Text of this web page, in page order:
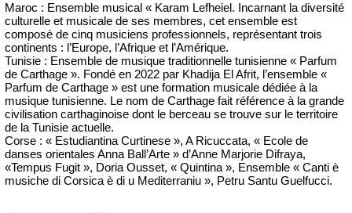
Maroc : Ensemble musical « Karam Lefheiel. Incarnant la diversité
culturelle et musicale de ses membres, cet ensemble est
composé de cinq musiciens professionnels, représentant trois
continents : l’Europe, l’Afrique et l’Amérique.
Tunisie : Ensemble de musique traditionnelle tunisienne « Parfum
de Carthage ». Fondé en 2022 par Khadija El Afrit, l’ensemble «
Parfum de Carthage » est une formation musicale dédiée à la
musique tunisienne. Le nom de Carthage fait référence à la grande
civilisation carthaginoise dont le berceau se trouve sur le territoire
de la Tunisie actuelle.
Corse : « Estudiantina Curtinese », A Ricuccata, « Ecole de
danses orientales Anna Ball’Arte » d’Anne Marjorie Difraya,
«Tempus Fugit », Doria Ousset, « Quintina », Ensemble « Canti è
musiche di Corsica è di u Mediterraniu », Petru Santu Guelfucci.